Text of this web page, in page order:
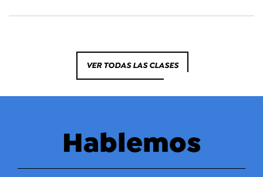
VER TODAS LAS CLASES
Hablemos